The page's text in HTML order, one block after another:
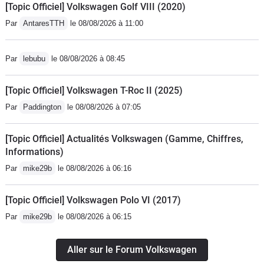
[Topic Officiel] Volkswagen Golf VIII (2020)
Par AntaresTTH le 08/08/2026 à 11:00
Par lebubu le 08/08/2026 à 08:45
[Topic Officiel] Volkswagen T-Roc II (2025)
Par Paddington le 08/08/2026 à 07:05
[Topic Officiel] Actualités Volkswagen (Gamme, Chiffres,
Informations)
Par mike29b le 08/08/2026 à 06:16
[Topic Officiel] Volkswagen Polo VI (2017)
Par mike29b le 08/08/2026 à 06:15
Aller sur le Forum Volkswagen